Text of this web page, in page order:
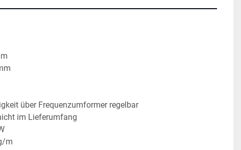
über Frequenzumformer regelbar
im Lieferumfang
m